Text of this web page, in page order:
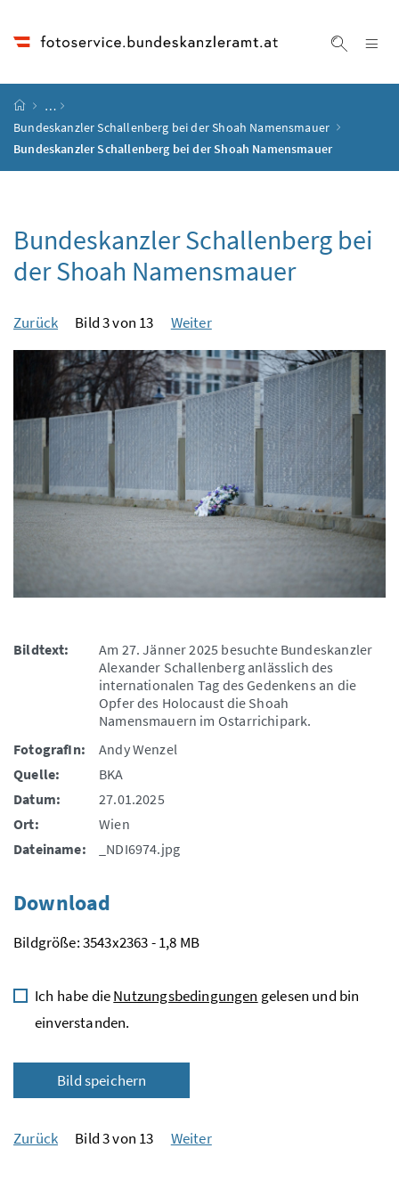
Startseite
…
Bundeskanzler Schallenberg bei der Shoah Namensmauer
Bundeskanzler Schallenberg bei der Shoah Namensmauer
Bundeskanzler Schallenberg bei
der Shoah Namensmauer
Zurück Bild 3 von 13 Weiter
Bildtext:
Am 27. Jänner 2025 besuchte Bundeskanzler
Alexander Schallenberg anlässlich des
internationalen Tag des Gedenkens an die
Opfer des Holocaust die Shoah
Namensmauern im Ostarrichipark.
FotografIn:
Andy Wenzel
Quelle:
BKA
Datum:
27.01.2025
Ort:
Wien
Dateiname:
_NDI6974.jpg
Download
Bildgröße: 3543x2363 - 1,8 MB
Ich habe dieNutzungsbedingungen gelesen und bin
einverstanden.
Bild speichern
Zurück Bild 3 von 13 Weiter